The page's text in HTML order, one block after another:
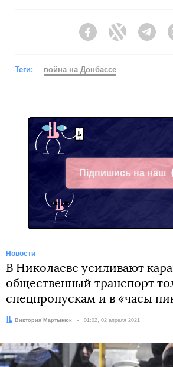
FacebookTwitter
Теги: война на Донбассе
Підпишись на наш
Facebook
Новости
В Николаеве усиливают
общественный транспорт
спецпропускам и в «часы
Автор:Виктория Мартынюк Дата:
01:02, 02 апреля 2021